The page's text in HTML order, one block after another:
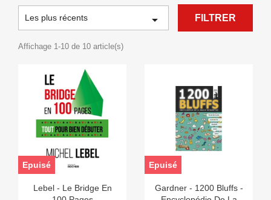
Les plus récents  FILTRER
Affichage 1-10 de 10 article(s)
Lebel - Le Bridge En
Epuisé
Gardner - 1200 Bluffs -
Epuisé